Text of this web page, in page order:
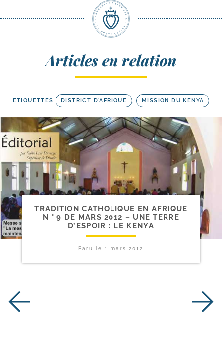
Articles en relation
ETIQUETTES DISTRICT D'AFRIQUE , MISSION DU KENYA
TRADITION CATHOLIQUE EN AFRIQUE
N ° 9 DE MARS 2012 – UNE TERRE
D’ESPOIR : LE KENYA
Paru le1 mars 2012